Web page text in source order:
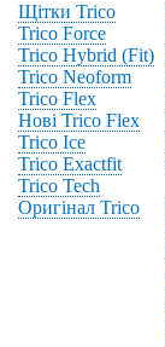
Щітки Trico
Trico Force
Trico Hybrid (Fit)
Trico Neoform
Trico Flex
Нові Trico Flex
Trico Ice
Trico Exactfit
Trico Tech
Оригінал Trico